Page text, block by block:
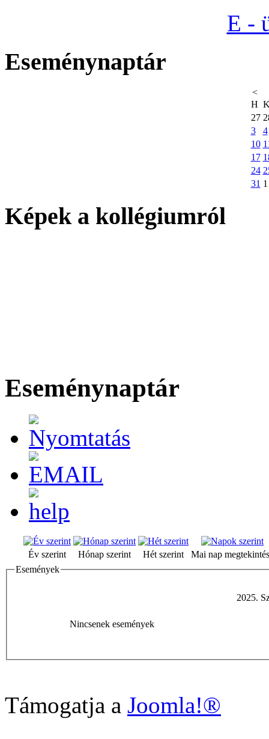
E -
Eseménynaptár
<
H
27
3
4
10
17
24
31 1
Képek a kollégiumról
Eseménynaptár
Év szerint Hónap szerint Hét szerint
Mai nap
Események
2025.
Nincsenek események
Támogatja a Joomla!®